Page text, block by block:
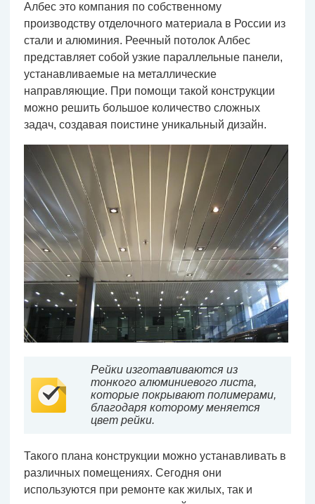
Албес это компания по собственному
производству отделочного материала в России из
стали и алюминия. Реечный потолок Албес
представляет собой узкие параллельные панели,
устанавливаемые на металлические
направляющие. При помощи такой конструкции
можно решить большое количество сложных
задач, создавая поистине уникальный дизайн.
Рейки изготавливаются из
тонкого алюминиевого листа,
которые покрывают полимерами,
благодаря которому меняется
цвет рейки.
Такого плана конструкции можно устанавливать в
различных помещениях. Сегодня они
используются при ремонте как жилых, так и